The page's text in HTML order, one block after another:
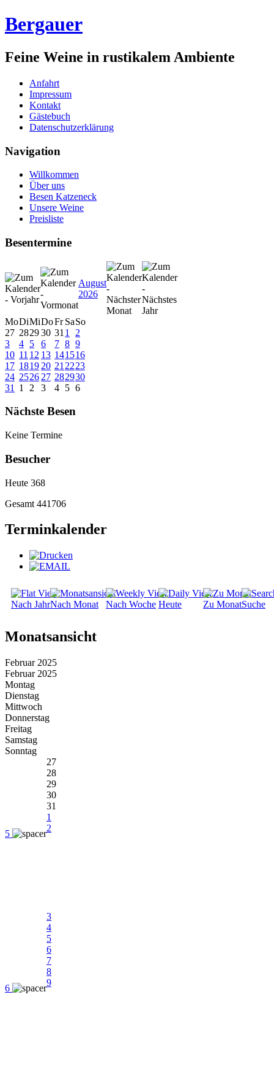
Bergauer
Feine Weine in rustikalem Ambiente
Anfahrt
Impressum
Kontakt
Gästebuch
Datenschutzerklärung
Navigation
Willkommen
Über uns
Besen Katzeneck
Unsere Weine
Preisliste
Besentermine
August
2026
MoDiMiDoFr SaSo
27 282930 31 1
2
3
4 5 6 7 8 9
10 11 12 13 141516
17 1819 20 21 2223
24 2526 27 282930
31
1 2 3 4 5 6
Nächste Besen
Keine Termine
Besucher
Heute 368
Gesamt 441706
Terminkalender
Nach JahrNach Monat Nach Woche Heute Zu MonatSuche
Monatsansicht
Februar 2025
Februar 2025
Montag
Dienstag
Mittwoch
Donnerstag
Freitag
Samstag
Sonntag
5
27
28
29
30
31
1
2
6
3
4
5
6
7
8
9